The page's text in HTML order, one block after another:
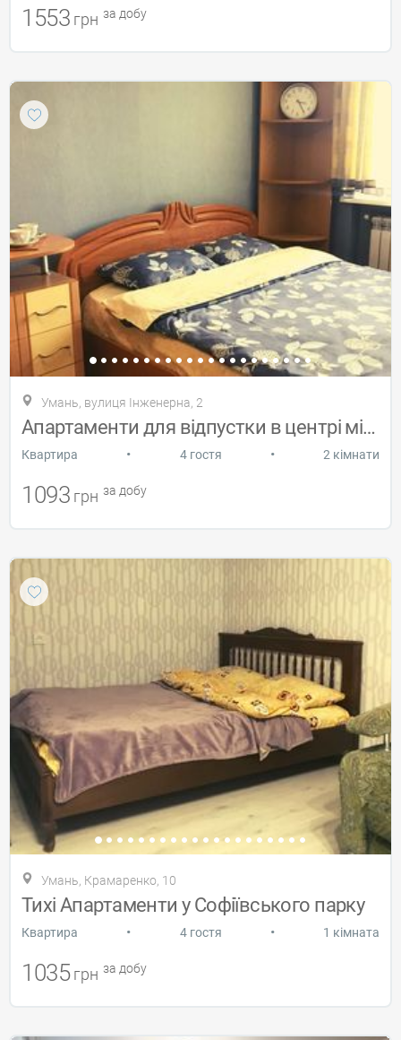
1553 грн за добу
Умань, вулиця Інженерна, 2
Апартаменти для відпустки в центрі міста
Квартира • 4 гостя • 2 кімнати
1093 грн за добу
Умань, Крамаренко, 10
Тихі Апартаменти у Софіївського парку
Квартира • 4 гостя • 1 кімната
1035 грн за добу